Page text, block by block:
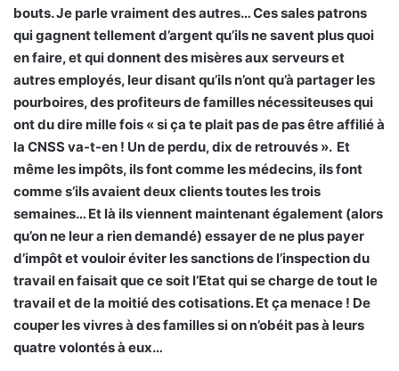
bouts. Je parle vraiment des autres… Ces sales patrons
qui gagnent tellement d’argent qu’ils ne savent plus quoi
en faire, et qui donnent des misères aux serveurs et
autres employés, leur disant qu’ils n’ont qu’à partager les
pourboires, des profiteurs de familles nécessiteuses qui
ont du dire mille fois « si ça te plait pas de pas être affilié à
la CNSS va-t-en ! Un de perdu, dix de retrouvés ». Et
même les impôts, ils font comme les médecins, ils font
comme s’ils avaient deux clients toutes les trois
semaines… Et là ils viennent maintenant également (alors
qu’on ne leur a rien demandé) essayer de ne plus payer
d’impôt et vouloir éviter les sanctions de l’inspection du
travail en faisait que ce soit l’Etat qui se charge de tout le
travail et de la moitié des cotisations. Et ça menace ! De
couper les vivres à des familles si on n’obéit pas à leurs
quatre volontés à eux…